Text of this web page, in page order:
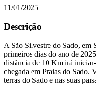
11/01/2025
Descrição
A São Silvestre do Sado, em
primeiros dias do ano de
distância de 10 Km irá
chegada em Praias do Sado.
terras do Sado e nas suas